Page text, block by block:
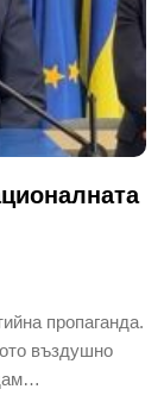
пропаганда.
въздушно